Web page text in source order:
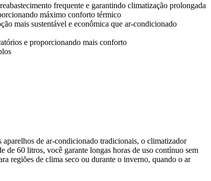
frequente e garantindo climatização prolongada
máximo conforto térmico
mais sustentável e econômica que ar-condicionado
e proporcionando mais conforto
de ar-condicionado tradicionais, o climatizador
de 60 litros, você garante longas horas de uso contínuo sem
regiões de clima seco ou durante o inverno, quando o ar